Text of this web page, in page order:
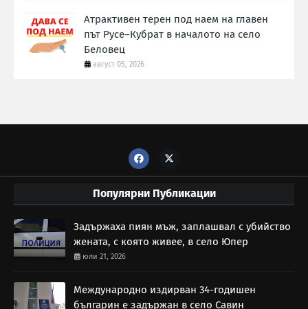
Атрактивен терен под наем на главен
път Русе–Кубрат в началото на село
Беловец
август 05, 2026
Популярни Публикации
Задържаха пиян мъж, заплашвал с убийство
жената, с която живее, в село Юпер
юли 21, 2026
Международно издирван 34-годишен
българин е задържан в село Савин